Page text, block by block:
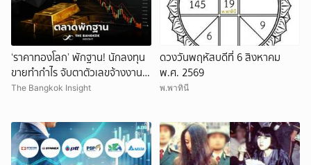
‘ราคาทองโลก’ พักฐาน! นักลงทุน
ขายทำกำไร จับตาตัวเลขจ้างงาน
สหรัฐ
The Bangkok Insight
ดวงวันพฤหัสบดีที่ 6 สิงหาคม
พ.ศ. 2569
พ.พาทินี